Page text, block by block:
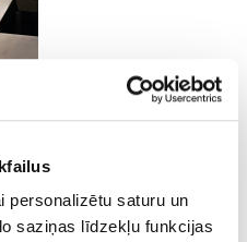
personalizētu saturu un
saziņas līdzekļu funkcijas